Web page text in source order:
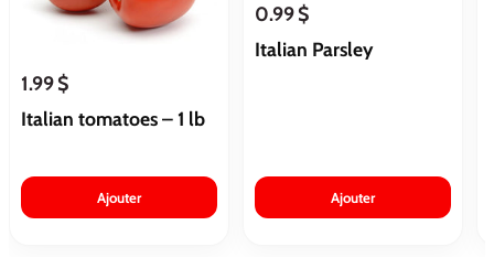
1.99 $
Italian tomatoes – 1 lb
Ajouter
0.99 $
Italian Parsley
Ajouter